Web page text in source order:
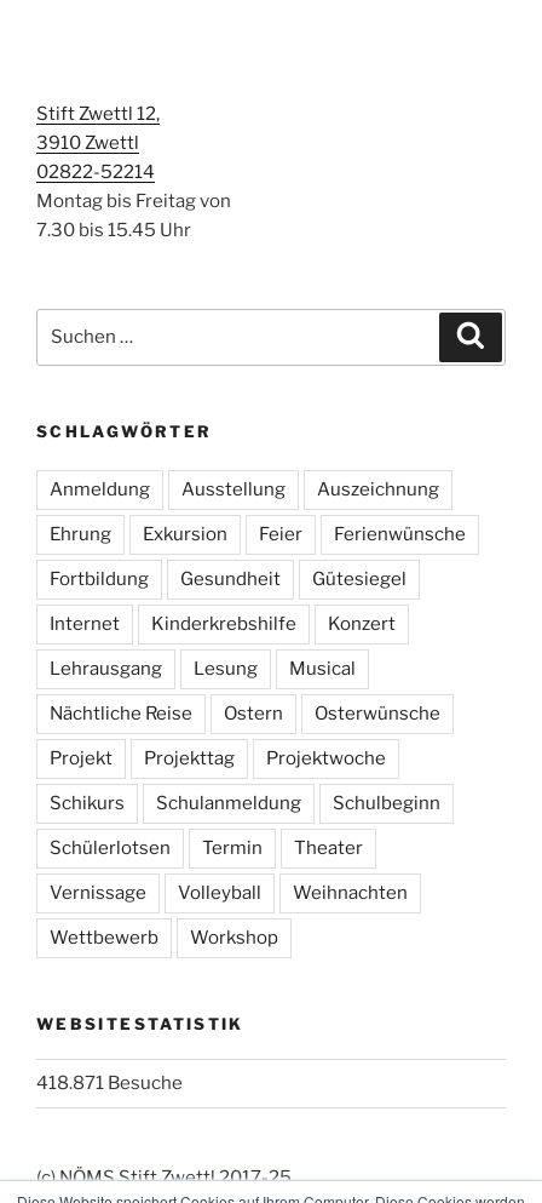
Stift Zwettl 12,
3910 Zwettl
02822-52214
Montag bis Freitag von
7.30 bis 15.45 Uhr
nach:
SCHLAGWÖRTER
Anmeldung Ausstellung Auszeichnung
Ehrung Exkursion Feier Ferienwünsche
Fortbildung Gesundheit Gütesiegel
Internet Kinderkrebshilfe Konzert
Lehrausgang Lesung Musical
Nächtliche Reise Ostern Osterwünsche
Projekt Projekttag Projektwoche
Schikurs Schulanmeldung Schulbeginn
Schülerlotsen Termin Theater
Vernissage Volleyball Weihnachten
Wettbewerb Workshop
WEBSITESTATISTIK
418.871 Besuche
(c) NÖMS Stift Zwettl 2017-25